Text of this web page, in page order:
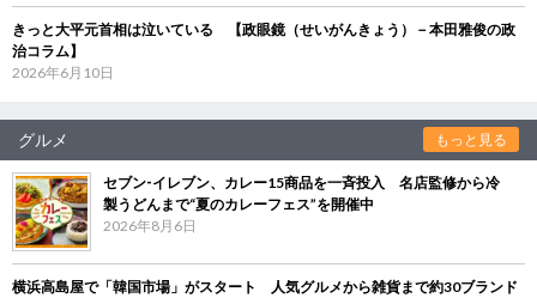
きっと大平元首相は泣いている 【政眼鏡（せいがんきょう）－本田雅俊の政
治コラム】
2026年6月10日
グルメ もっと見る
セブン‐イレブン、カレー15商品を一斉投入 名店監修から冷
製うどんまで“夏のカレーフェス”を開催中
2026年8月6日
横浜高島屋で「韓国市場」がスタート 人気グルメから雑貨まで約30ブランド